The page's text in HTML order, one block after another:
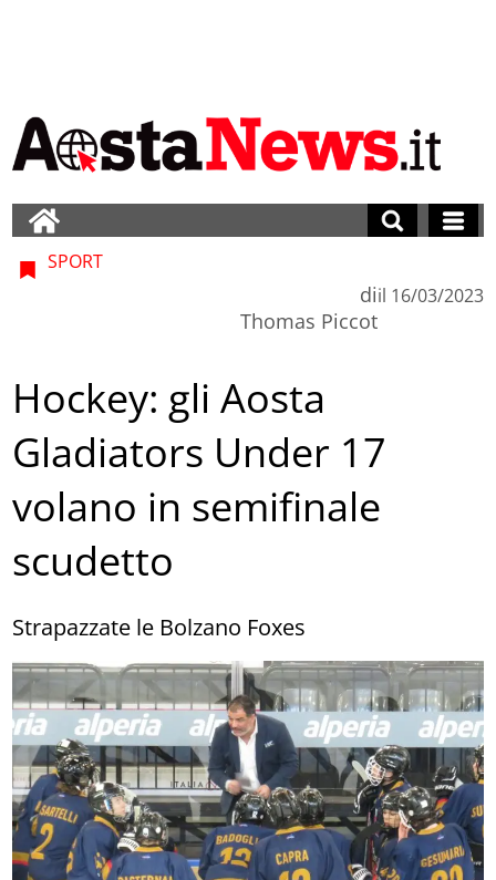
SPORT
di
Thomas Piccot
il 16/03/2023
Hockey: gli Aosta
Gladiators Under 17
volano in semifinale
scudetto
Strapazzate le Bolzano Foxes